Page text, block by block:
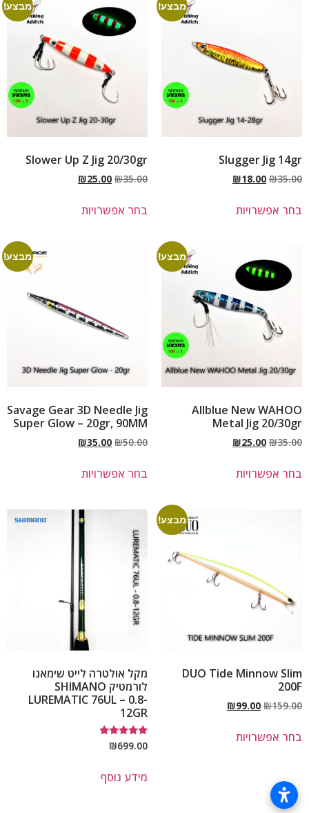
מבצע!
Slugger Jig 14gr
₪35.00
₪18.00
בחר אפשרויות
מבצע!
Slower Up Z Jig 20/30gr
₪35.00
₪25.00
בחר אפשרויות
מבצע!
Allblue New WAHOO
Metal Jig 20/30gr
₪35.00
₪25.00
בחר אפשרויות
מבצע!
Savage Gear 3D Needle Jig
Super Glow – 20gr, 90MM
₪50.00
₪35.00
בחר אפשרויות
מבצע!
DUO Tide Minnow Slim
200F
₪159.00
₪99.00
בחר אפשרויות
מקל אולטרה לייט שימאנו
לורמטיק SHIMANO
LUREMATIC 76UL – 0.8-
12GR
דורג
5.00
₪699.00
מידע נוסף